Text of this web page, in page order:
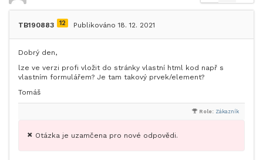
TB190883 12 Publikováno 18. 12. 2021
Dobrý den,
lze ve verzi profi vložit do stránky vlastní html kod např s
vlastním formulářem? Je tam takový prvek/element?
Tomáš
Role: Zákazník
Otázka je uzamčena pro nové odpovědi.